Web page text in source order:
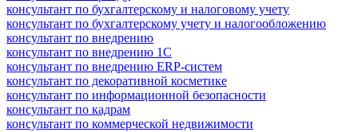
консультант по бухгалтерскому и налоговому учету
консультант по бухгалтерскому учету и налогообложению
консультант по внедрению
консультант по внедрению 1С
консультант по внедрению ERP-систем
консультант по декоративной косметике
консультант по информационной безопасности
консультант по кадрам
консультант по коммерческой недвижимости